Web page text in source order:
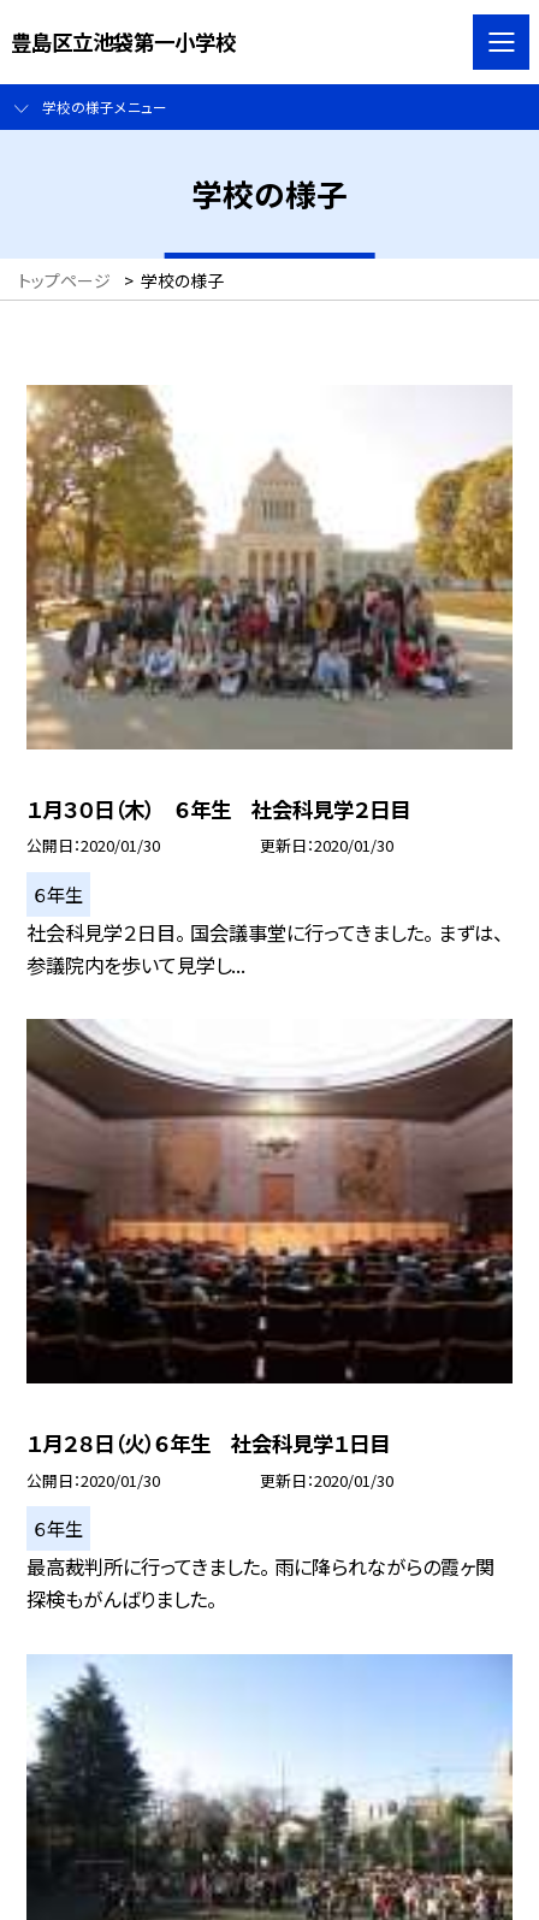
豊島区立池袋第一小学校
学校の様子メニュー
学校の様子
トップページ > 学校の様子
１月３０日（木） ６年生 社会科見学２日目
公開日 2020/01/30 更新日 2020/01/30
６年生
社会科見学２日目。 国会議事堂に行ってきました。 まずは、
参議院内を歩いて見学し...
１月２８日（火）６年生 社会科見学１日目
公開日 2020/01/30 更新日 2020/01/30
６年生
最高裁判所に行ってきました。 雨に降られながらの霞ヶ関
探検もがんばりました。